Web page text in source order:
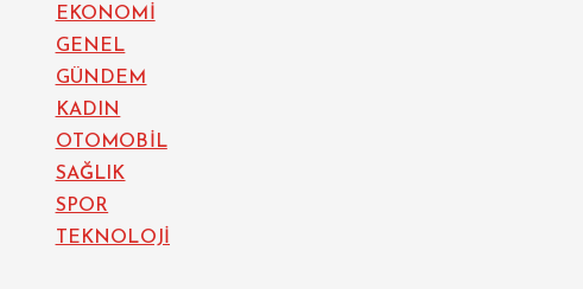
EKONOMİ
GENEL
GÜNDEM
KADIN
OTOMOBİL
SAĞLIK
SPOR
TEKNOLOJİ